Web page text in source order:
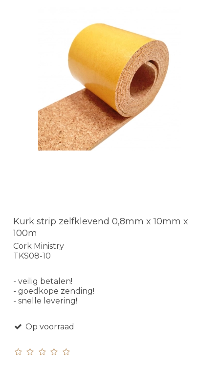
Kurk strip zelfklevend 0,8mm x 10mm x
100m
Cork Ministry
TKS08-10
- veilig betalen!
- goedkope zending!
- snelle levering!
Op voorraad